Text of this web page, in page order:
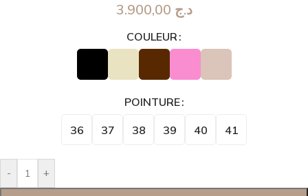
د.ج
COULEUR
POINTURE
36 37 38 39 40 41
- +